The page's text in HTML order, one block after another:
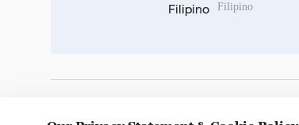
Filipino Filipino